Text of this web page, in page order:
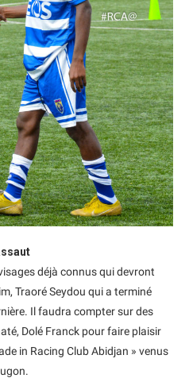
déjà connus qui devront
Traoré Seydou qui a terminé
Il faudra compter sur des
Dolé Franck pour faire plaisir
in Racing Club Abidjan » venus